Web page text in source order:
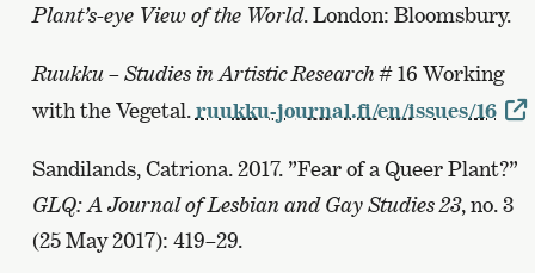
Plant’s-eye View of the World. London: Bloomsbury.
Ruukku – Studies in Artistic Research# 16 Working
with the Vegetal.ruukku-journal.fi/en/issues/16
Sandilands, Catriona. 2017. ”Fear of a Queer Plant?”
GLQ: A Journal of Lesbian and Gay Studies 23, no. 3
(25 May 2017): 419–29.